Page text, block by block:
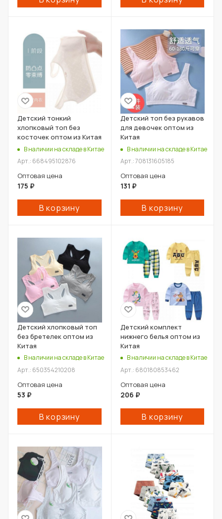
Детский тонкий
хлопковый топ без
косточек оптом из Китая
В наличии на складе в Китае
Арт.: 668495102876
Оптовая цена
175 ₽
В корзину
Детский топ без рукавов
для девочек оптом из
Китая
В наличии на складе в Китае
Арт.: 708131605185
Оптовая цена
131 ₽
В корзину
Детский хлопковый топ
без бретелек оптом из
Китая
В наличии на складе в Китае
Арт.: 650354210208
Оптовая цена
53 ₽
В корзину
Детский комплект
нижнего белья оптом из
Китая
В наличии на складе в Китае
Арт.: 680180853462
Оптовая цена
206 ₽
В корзину